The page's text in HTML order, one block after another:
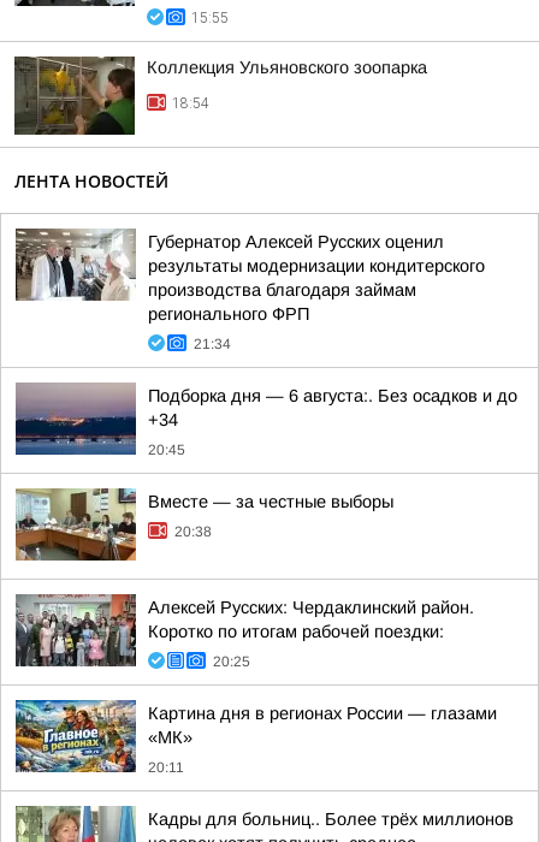
15:55
Коллекция Ульяновского зоопарка
18:54
ЛЕНТА НОВОСТЕЙ
Губернатор Алексей Русских оценил
результаты модернизации кондитерского
производства благодаря займам
регионального ФРП
21:34
Подборка дня — 6 августа:. Без осадков и до
+34
20:45
Вместе — за честные выборы
20:38
Алексей Русских: Чердаклинский район.
Коротко по итогам рабочей поездки:
20:25
Картина дня в регионах России — глазами
«МК»
20:11
Кадры для больниц.. Более трёх миллионов